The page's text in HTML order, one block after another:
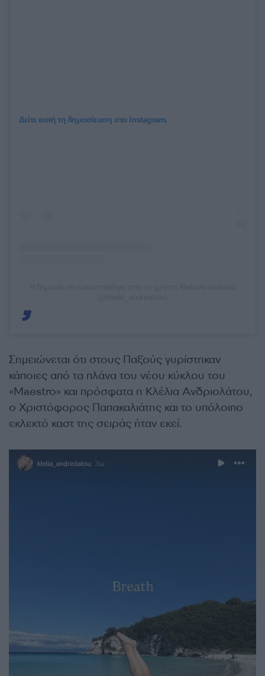
Δείτε αυτή τη δημοσίευση στο Instagram.
Σημειώνεται ότι στους Παξούς γυρίστηκαν
κάποιες από τα πλάνα του νέου κύκλου του
«Maestro» και πρόσφατα η Κλέλια Ανδριολάτου,
ο Χριστόφορος Παπακαλιάτης και το υπόλοιπο
εκλεκτό καστ της σειράς ήταν εκεί.